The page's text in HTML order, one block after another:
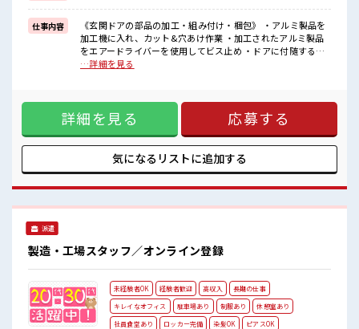
■職場の雰囲気
《男女スタッフさんが活躍中》フォロー体制ばっちり！
無料駐車場完備！
休憩室完備！
ロッカー完備！
キレイに整備された働きやす職場です！
仕事内容
《玄関ドアの部品の加工・組み付け・梱包》 ・アルミ製品を
加工機に入れ、カット&穴あけ作業 ・加工されたアルミ製品
をエアードライバーを使用してビス止め ・ドアに付随する細
かい備品の組み付け ・完成品の梱包 ■お仕事PR 組立・部品付
プライベートの時間もしっかり確保できますね！ 明るすぎた
り奇抜すぎはNGですが基本的に髪型自由でOK(詳しくは担当
へ)☆ 制服アリなのでナニ着ていこうか朝の悩みが解消♪ 制
服通勤OK！ 最初は誰でも未経験スタート！ イチからスキル
UP・ステップUPしていきましょう♪ 一息つける休憩スペー
スもあります！ ■職場の雰囲気 《男女スタッフさんが活躍
ロッカー完備！ 食堂完備(1食約350円ほど)！ いたるところに
自販機あり！ キレイに整備された働きやす職場です！
…詳細を見る
詳細を見る 応募する
気になるリストに追加する
派遣
製造・工場スタッフ／オンライン登録
未経験者OK 経験者歓迎 高収入
長期の仕事
キレイなオフィス
駐車場あり 制服あり
休憩室あり
社員食堂あり
ロッカー完備 染髪OK
ピアスOK